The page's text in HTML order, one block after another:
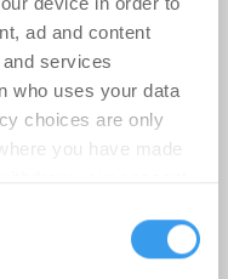
ad and content
services
who uses your data
choices are only
you have made